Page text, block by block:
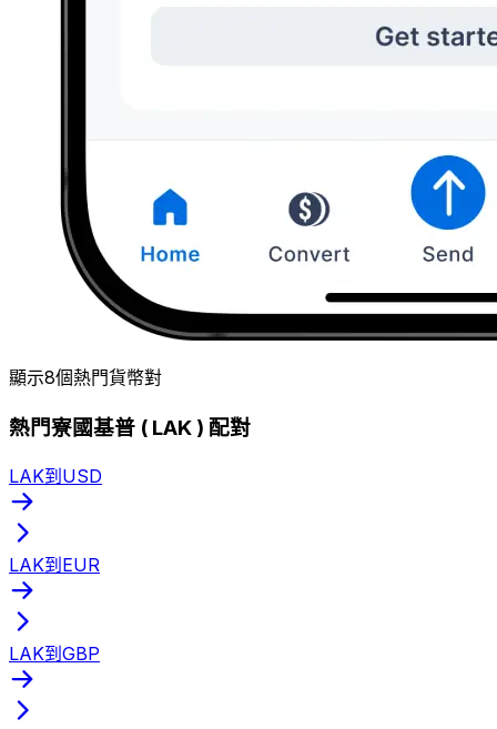
顯示8個熱門貨幣對
熱門寮國基普 ( LAK ) 配對
LAK到USD
LAK到EUR
LAK到GBP